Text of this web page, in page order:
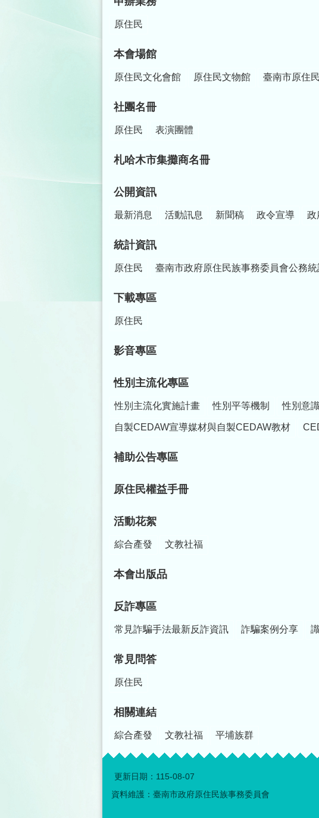
原住民
本會場館
原住民文化會館 原住民文物館 臺南市原住
社團名冊
原住民 表演團體
札哈木市集攤商名冊
公開資訊
最新消息 活動訊息 新聞稿 政令宣導 政
統計資訊
原住民 臺南市政府原住民族事務委員會公務統
下載專區
原住民
影音專區
性別主流化專區
性別主流化實施計畫 性別平等機制 性別意
自製CEDAW宣導媒材與自製CEDAW教材
補助公告專區
原住民權益手冊
活動花絮
綜合產發 文教社福
本會出版品
反詐專區
常見詐騙手法最新反詐資訊 詐騙案例分享
常見問答
原住民
相關連結
綜合產發 文教社福 平埔族群
更新日期： 115-08-07
資料維護：臺南市政府原住民族事務委員會